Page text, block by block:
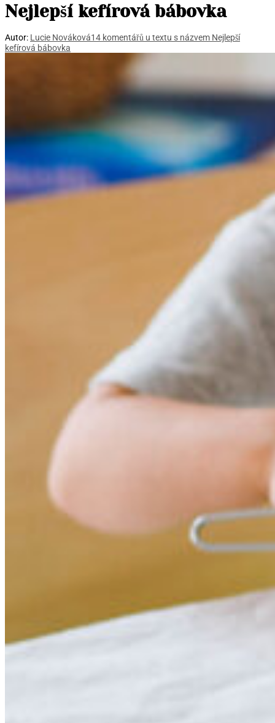
Nejlepší kefírová bábovka
Autor: Lucie Nováková14 komentářů u textu s názvem Nejlepší
kefírová bábovka